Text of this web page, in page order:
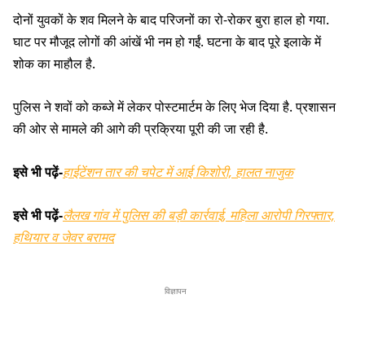
दोनों युवकों के शव मिलने के बाद परिजनों का रो-रोकर बुरा हाल हो गया.
घाट पर मौजूद लोगों की आंखें भी नम हो गईं. घटना के बाद पूरे इलाके में
शोक का माहौल है.
पुलिस ने शवों को कब्जे में लेकर पोस्टमार्टम के लिए भेज दिया है. प्रशासन
की ओर से मामले की आगे की प्रक्रिया पूरी की जा रही है.
इसे भी पढ़ें-हाईटेंशन तार की चपेट में आई किशोरी, हालत नाजुक
इसे भी पढ़ें-लैलख गांव में पुलिस की बड़ी कार्रवाई, महिला आरोपी गिरफ्तार,
हथियार व जेवर बरामद
विज्ञापन